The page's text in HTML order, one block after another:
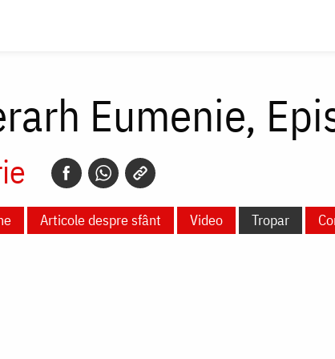
Eumenie,
Articole despre sfânt Video Tropar